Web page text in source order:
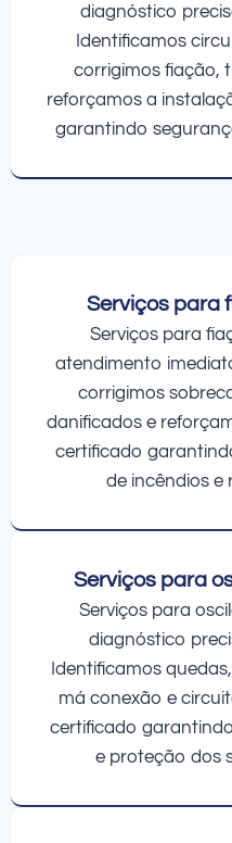
diagnóstico
Identificamos
corrigimos fiação,
reforçamos a
garantindo
Serviços para
Serviços para
atendimento
corrigimos
danificados e
certificado
de incêndios e
Serviços para
Serviços para
diagnóstico
Identificamos
má conexão e
certificado
e proteção dos